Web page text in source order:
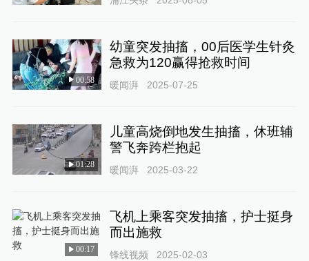
00:58
幼童突发抽搐，00后医学生针灸
急救为120赢得抢救时间
暖闻湃 2025-07-25
01:28
儿童高烧倒地发生抽搐，休班辅
警飞奔跨栏抱起
暖闻湃 2025-03-22
00:17
飞机上乘客突发抽搐，护士挺身
而出施救
锋线视频 2025-02-03